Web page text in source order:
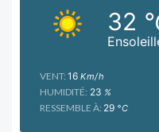
32
VENT: 16 Km/h
HUMIDITÉ: 23 %
RESSEMBLE À: 29 °C